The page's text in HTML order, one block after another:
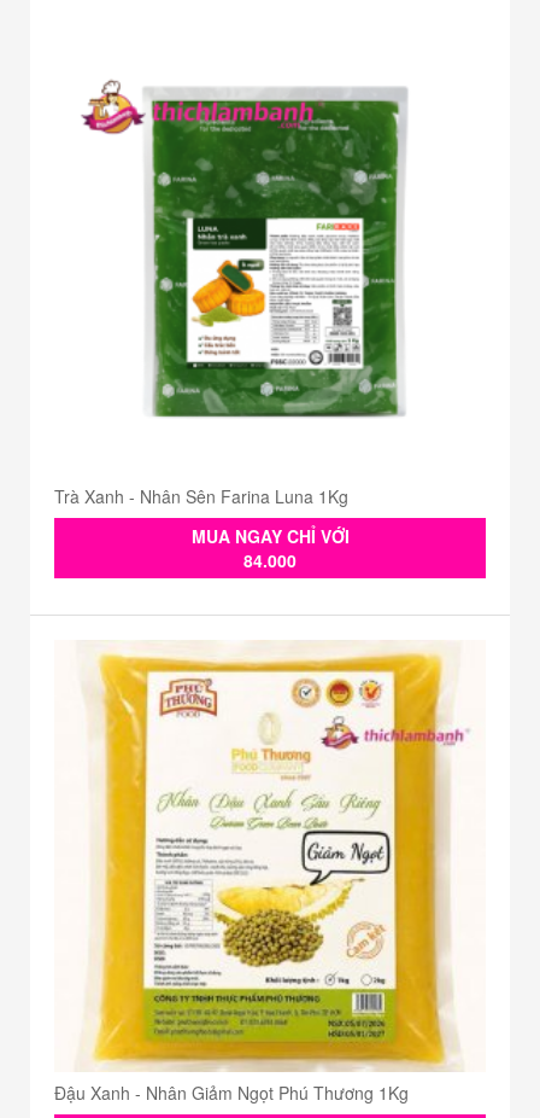
Trà Xanh - Nhân Sên Farina Luna 1Kg
MUA NGAY CHỈ VỚI
84.000
Đậu Xanh - Nhân Giảm Ngọt Phú Thương 1Kg